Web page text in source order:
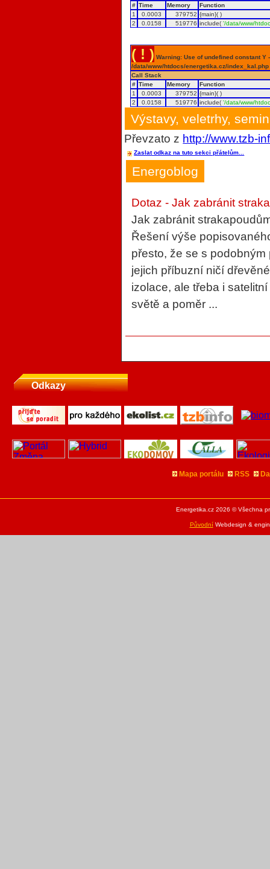
# Time Memory
Function
1
0.0003 379752 {main}( )
2
0.0158 519776 include('/data/www/
( ! ) Warning: Use of undefined constant
/data/www/htdocs/energetika.cz/
Call Stack
# Time Memory
Function
1
0.0003 379752 {main}( )
2
0.0158 519776 include('/data/www/
Výstavy, veletrhy,
Převzato z http://www.tzb-
Zaslat odkaz na tuto sekci přátelům...
Energoblog
Dotaz - Jak zabránit
Jak zabránit
Řešení výše
přesto, že se s
jejich příbuzní ničí
izolace, ale třeba i
světě a poměr ...
Odkazy
Mapa portálu RSS
Energetika.cz 2026 © Všechna
PůvodníWebdesign &